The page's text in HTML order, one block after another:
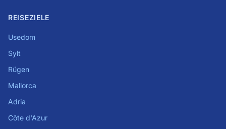
REISEZIELE
Usedom
Sylt
Rügen
Mallorca
Adria
Côte d'Azur